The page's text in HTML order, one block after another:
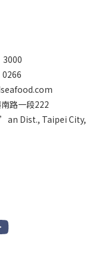
路一段222
Dist., Taipei City,